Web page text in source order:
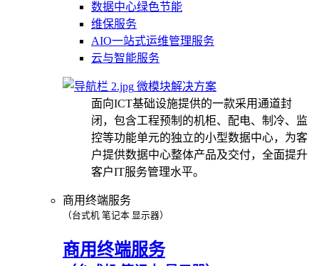
数据中心绿色节能
维保服务
AIO一站式运维管理服务
云与智能服务
微模块解决方案
面向ICT基础设施提供的一款采用通道封
闭，包含工程预制的机柜、配电、制冷、监
控等功能单元的独立的小型数据中心，为客
户提供数据中心整体产品及交付，全面提升
客户IT服务管理水平。
商用终端服务
（台式机 笔记本 显示器）
商用终端服务